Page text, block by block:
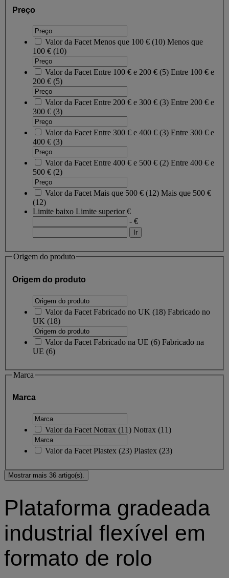
Preço
Valor da Facet Menos que 100 € (10) Menos que
100 € (10)
Valor da Facet Entre 100 € e 200 € (5) Entre 100 € e
200 € (5)
Valor da Facet Entre 200 € e 300 € (3) Entre 200 € e
300 € (3)
Valor da Facet Entre 300 € e 400 € (3) Entre 300 € e
400 € (3)
Valor da Facet Entre 400 € e 500 € (2) Entre 400 € e
500 € (2)
Valor da Facet Mais que 500 € (12) Mais que 500 €
(12)
Limite baixo Limite superior€
- €
Origem do produto
Origem do produto
Valor da Facet Fabricado no UK (18) Fabricado no
UK (18)
Valor da Facet Fabricado na UE (6) Fabricado na
UE (6)
Marca
Marca
Valor da Facet Notrax (11) Notrax (11)
Valor da Facet Plastex (23) Plastex (23)
Mostrar mais 36 artigo(s).
Plataforma gradeada
industrial flexível em
formato de rolo